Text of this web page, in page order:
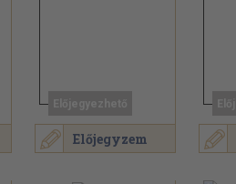
Előjegyzem